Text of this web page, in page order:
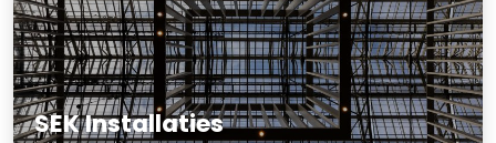
SEK Installaties